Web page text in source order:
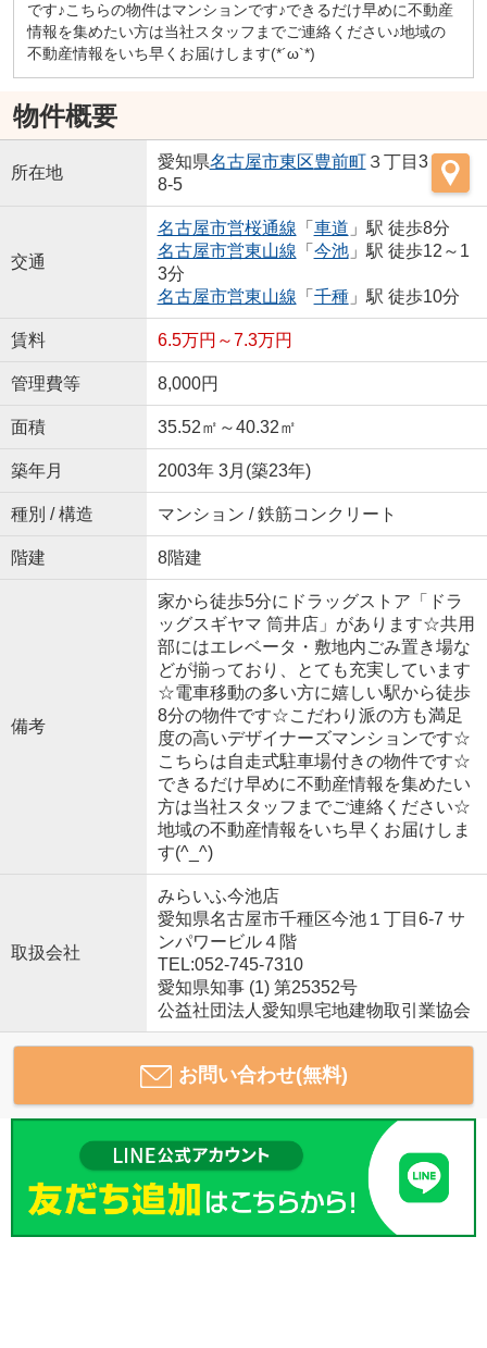
です♪こちらの物件はマンションです♪できるだけ早めに不動産
情報を集めたい方は当社スタッフまでご連絡ください♪地域の
不動産情報をいち早くお届けします(*´ω`*)
物件概要
所在地
愛知県名古屋市東区豊前町３丁目3
8-5
交通
名古屋市営桜通線 「 車道 」駅 徒歩8分
名古屋市営東山線 「 今池」駅 徒歩12～1
3分
名古屋市営東山線 「 千種」駅 徒歩10分
賃料 6.5万円～7.3万円
管理費等 8,000円
面積 35.52㎡～40.32㎡
築年月 2003年 3月(築23年)
種別 / 構造 マンション / 鉄筋コンクリート
階建 8階建
備考
家から徒歩5分にドラッグストア「ドラ
ッグスギヤマ 筒井店」があります☆共用
部にはエレベータ・敷地内ごみ置き場な
どが揃っており、とても充実しています
☆電車移動の多い方に嬉しい駅から徒歩
8分の物件です☆こだわり派の方も満足
度の高いデザイナーズマンションです☆
こちらは自走式駐車場付きの物件です☆
できるだけ早めに不動産情報を集めたい
方は当社スタッフまでご連絡ください☆
地域の不動産情報をいち早くお届けしま
す(^_^)
取扱会社
みらいふ今池店
愛知県名古屋市千種区今池１丁目6-7 サ
ンパワービル４階
TEL:052-745-7310
愛知県知事 (1) 第25352号
公益社団法人愛知県宅地建物取引業協会
お問い合わせ(無料)